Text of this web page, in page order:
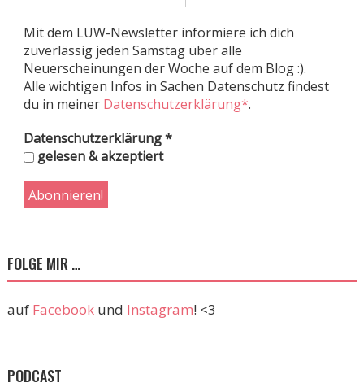
Mit dem LUW-Newsletter informiere ich dich
zuverlässig jeden Samstag über alle
Neuerscheinungen der Woche auf dem Blog :).
Alle wichtigen Infos in Sachen Datenschutz findest
du in meiner Datenschutzerklärung*.
Datenschutzerklärung*
gelesen & akzeptiert
FOLGE MIR …
auf Facebookund Instagram! <3
PODCAST